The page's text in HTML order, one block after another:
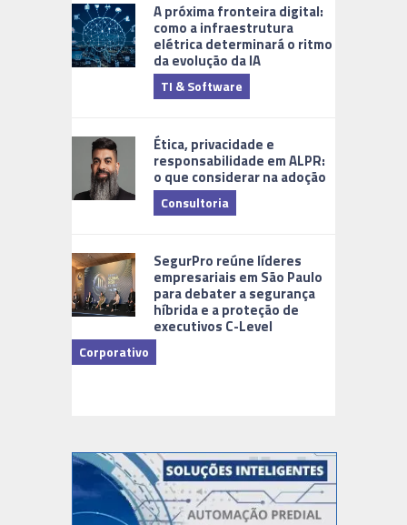
A próxima fronteira digital:
como a infraestrutura
elétrica determinará o ritmo
da evolução da IA
TI & Software
Ética, privacidade e
responsabilidade em ALPR:
o que considerar na adoção
Consultoria
SegurPro reúne líderes
empresariais em São Paulo
para debater a segurança
híbrida e a proteção de
executivos C-Level
Corporativo